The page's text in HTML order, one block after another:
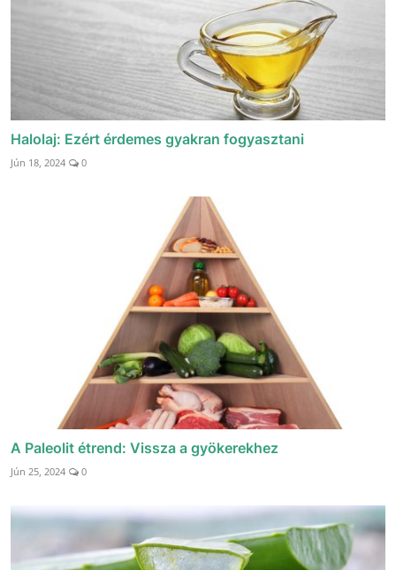
Halolaj: Ezért érdemes gyakran fogyasztani
Jún 18, 2024 0
A Paleolit étrend: Vissza a gyökerekhez
Jún 25, 2024 0